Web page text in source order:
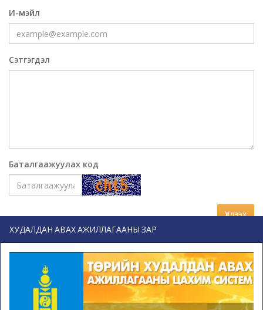
И-мэйл
Сэтгэгдэл
Баталгаажуулах код
Үлдээх
ХУДАЛДАН АВАХ АЖИЛЛАГААНЫ ЗАР